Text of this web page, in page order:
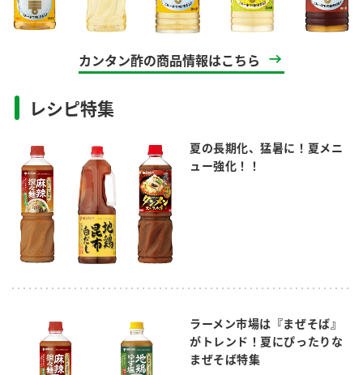
カンタン酢の商品情報はこちら
レシピ特集
夏の長期化、猛暑に！夏メニ
ュー強化！！
ラーメン市場は『まぜそば』
がトレンド！夏にぴったりな
まぜそば特集